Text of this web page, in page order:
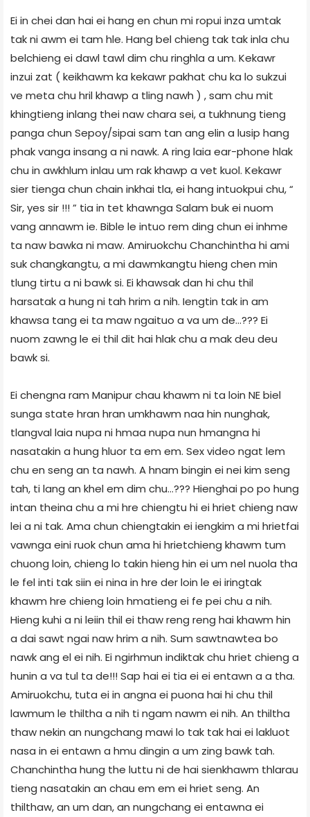
Ei in chei dan hai ei hang en chun mi ropui inza umtak
tak ni awm ei tam hle. Hang bel chieng tak tak inla chu
belchieng ei dawl tawl dim chu ringhla a um. Kekawr
inzui zat ( keikhawm ka kekawr pakhat chu ka lo sukzui
ve meta chu hril khawp a tling nawh ) , sam chu mit
khingtieng inlang thei naw chara sei, a tukhnung tieng
panga chun Sepoy/sipai sam tan ang elin a lusip hang
phak vanga insang a ni nawk. A ring laia ear-phone hlak
chu in awkhlum inlau um rak khawp a vet kuol. Kekawr
sier tienga chun chain inkhai tla, ei hang intuokpui chu, “
Sir, yes sir !!! ” tia in tet khawnga Salam buk ei nuom
vang annawm ie. Bible le intuo rem ding chun ei inhme
ta naw bawka ni maw. Amiruokchu Chanchintha hi ami
suk changkangtu, a mi dawmkangtu hieng chen min
tlung tirtu a ni bawk si. Ei khawsak dan hi chu thil
harsatak a hung ni tah hrim a nih. Iengtin tak in am
khawsa tang ei ta maw ngaituo a va um de…??? Ei
nuom zawng le ei thil dit hai hlak chu a mak deu deu
bawk si.
Ei chengna ram Manipur chau khawm ni ta loin NE biel
sunga state hran hran umkhawm naa hin nunghak,
tlangval laia nupa ni hmaa nupa nun hmangna hi
nasatakin a hung hluor ta em em. Sex video ngat lem
chu en seng an ta nawh. A hnam bingin ei nei kim seng
tah, ti lang an khel em dim chu…??? Hienghai po po hung
intan theina chu a mi hre chiengtu hi ei hriet chieng naw
lei a ni tak. Ama chun chiengtakin ei iengkim a mi hrietfai
vawnga eini ruok chun ama hi hrietchieng khawm tum
chuong loin, chieng lo takin hieng hin ei um nel nuola tha
le fel inti tak siin ei nina in hre der loin le ei iringtak
khawm hre chieng loin hmatieng ei fe pei chu a nih.
Hieng kuhi a ni leiin thil ei thaw reng reng hai khawm hin
a dai sawt ngai naw hrim a nih. Sum sawtnawtea bo
nawk ang el ei nih. Ei ngirhmun indiktak chu hriet chieng a
hunin a va tul ta de!!! Sap hai ei tia ei ei entawn a a tha.
Amiruokchu, tuta ei in angna ei puona hai hi chu thil
lawmum le thiltha a nih ti ngam nawm ei nih. An thiltha
thaw nekin an nungchang mawi lo tak tak hai ei lakluot
nasa in ei entawn a hmu dingin a um zing bawk tah.
Chanchintha hung the luttu ni de hai sienkhawm thlarau
tieng nasatakin an chau em em ei hriet seng. An
thilthaw, an um dan, an nungchang ei entawna ei